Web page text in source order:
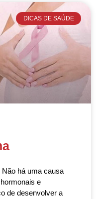
DICAS DE SAÚDE
há uma causa
e
de desenvolver a